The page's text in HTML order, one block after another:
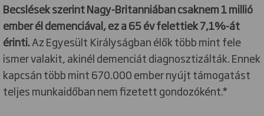
Becslések szerint Nagy-Britanniában csaknem 1 millió
ember él demenciával, ez a 65 év felettiek 7,1%-át
érinti.Az Egyesült Királyságban élők több mint fele
ismer valakit, akinél demenciát diagnosztizálták. Ennek
kapcsán több mint 670.000 ember nyújt támogatást
teljes munkaidőban nem fizetett gondozóként.*